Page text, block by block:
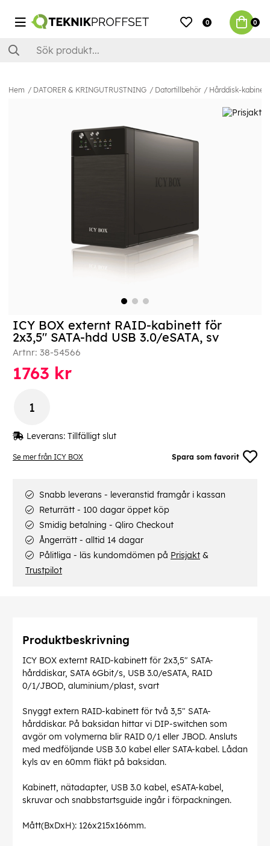
0 0
Hem DATORER & KRINGUTRUSTNING Datortillbehör Hårddisk-
Se mer från ICY BOX Spara som favorit
ICY BOX externt RAID-kabinett för
2x3,5" SATA-hdd USB 3.0/eSATA, sv
Artnr: 38-54566
1763 kr
Leverans: Tillfälligt slut
Snabb leverans - leveranstid framgår i kassan
Returrätt - 100 dagar öppet köp
Smidig betalning - Qliro Checkout
Ångerrätt - alltid 14 dagar
Pålitliga - läs kundomdömen på Prisjakt &
Trustpilot
Produktbeskrivning
ICY BOX externt RAID-kabinett för 2x3,5" SATA-
hårddiskar, SATA 6Gbit/s, USB 3.0/eSATA, RAID
0/1/JBOD, aluminium/plast, svart
Snyggt extern RAID-kabinett för två 3,5" SATA-
hårddiskar. På baksidan hittar vi DIP-switchen som
avgör om volymerna blir RAID 0/1 eller JBOD. Ansluts
med medföljande USB 3.0 kabel eller SATA-kabel. Lådan
kyls av en 60mm fläkt på baksidan.
Kabinett, nätadapter, USB 3.0 kabel, eSATA-kabel,
skruvar och snabbstartsguide ingår i förpackningen.
Mått(BxDxH): 126x215x166mm.